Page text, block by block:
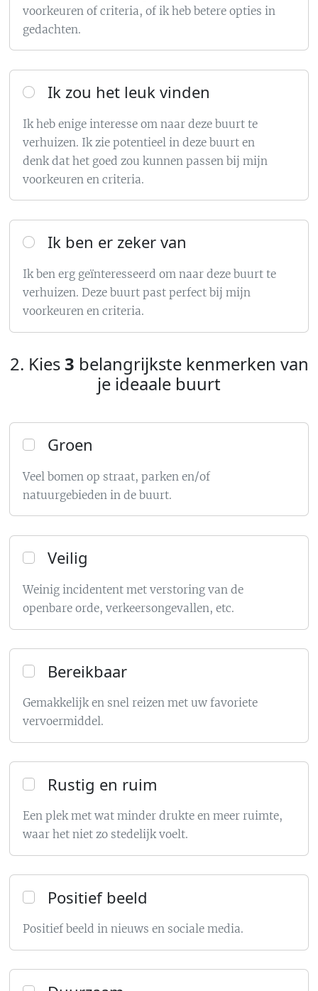
voorkeuren of criteria, of ik heb betere opties in
gedachten.
Ik zou het leuk vinden
Ik heb enige interesse om naar deze buurt te
verhuizen. Ik zie potentieel in deze buurt en
denk dat het goed zou kunnen passen bij mijn
voorkeuren en criteria.
Ik ben er zeker van
Ik ben erg geïnteresseerd om naar deze buurt te
verhuizen. Deze buurt past perfect bij mijn
voorkeuren en criteria.
2. Kies 3 belangrijkste kenmerken van
je ideaale buurt
Groen
Veel bomen op straat, parken en/of
natuurgebieden in de buurt.
Veilig
Weinig incidentent met verstoring van de
openbare orde, verkeersongevallen, etc.
Bereikbaar
Gemakkelijk en snel reizen met uw favoriete
vervoermiddel.
Rustig en ruim
Een plek met wat minder drukte en meer ruimte,
waar het niet zo stedelijk voelt.
Positief beeld
Positief beeld in nieuws en sociale media.